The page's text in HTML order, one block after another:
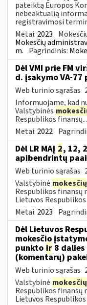
pateiktą Europos
nebeaktualią
registravimosi
Metai: 2023
Mokesčių
m. Pagrindinis:
Dėl VMI prie FM
d. įsakymo VA-
Web turinio sąrašas
Informuojame, kad
Valstybinės
Respublikos finansų...
Metai: 2022
Dėl LR MAĮ 2, 12,
apibendrintų
Web turinio sąrašas
Valstybinė mokesčių
Respublikos
Lietuvos Respublikos
Metai: 2023
Dėl Lietuvos
mokesčio
punkto ir 8
(komentarų)
Web turinio sąrašas
Valstybinė mokesčių
Respublikos finansų
Lietuvos Respublikos